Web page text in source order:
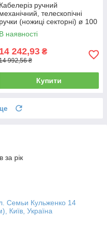
Кабелеріз ручний
механічний, телескопічні
ручки (ножиці секторні) ø 100
мм СТАНДАРТ JRCT0100
В наявності
14 242,93 ₴
992,56 ₴
Купити
за рік
Семьи Кульженко 14
Київ, Україна